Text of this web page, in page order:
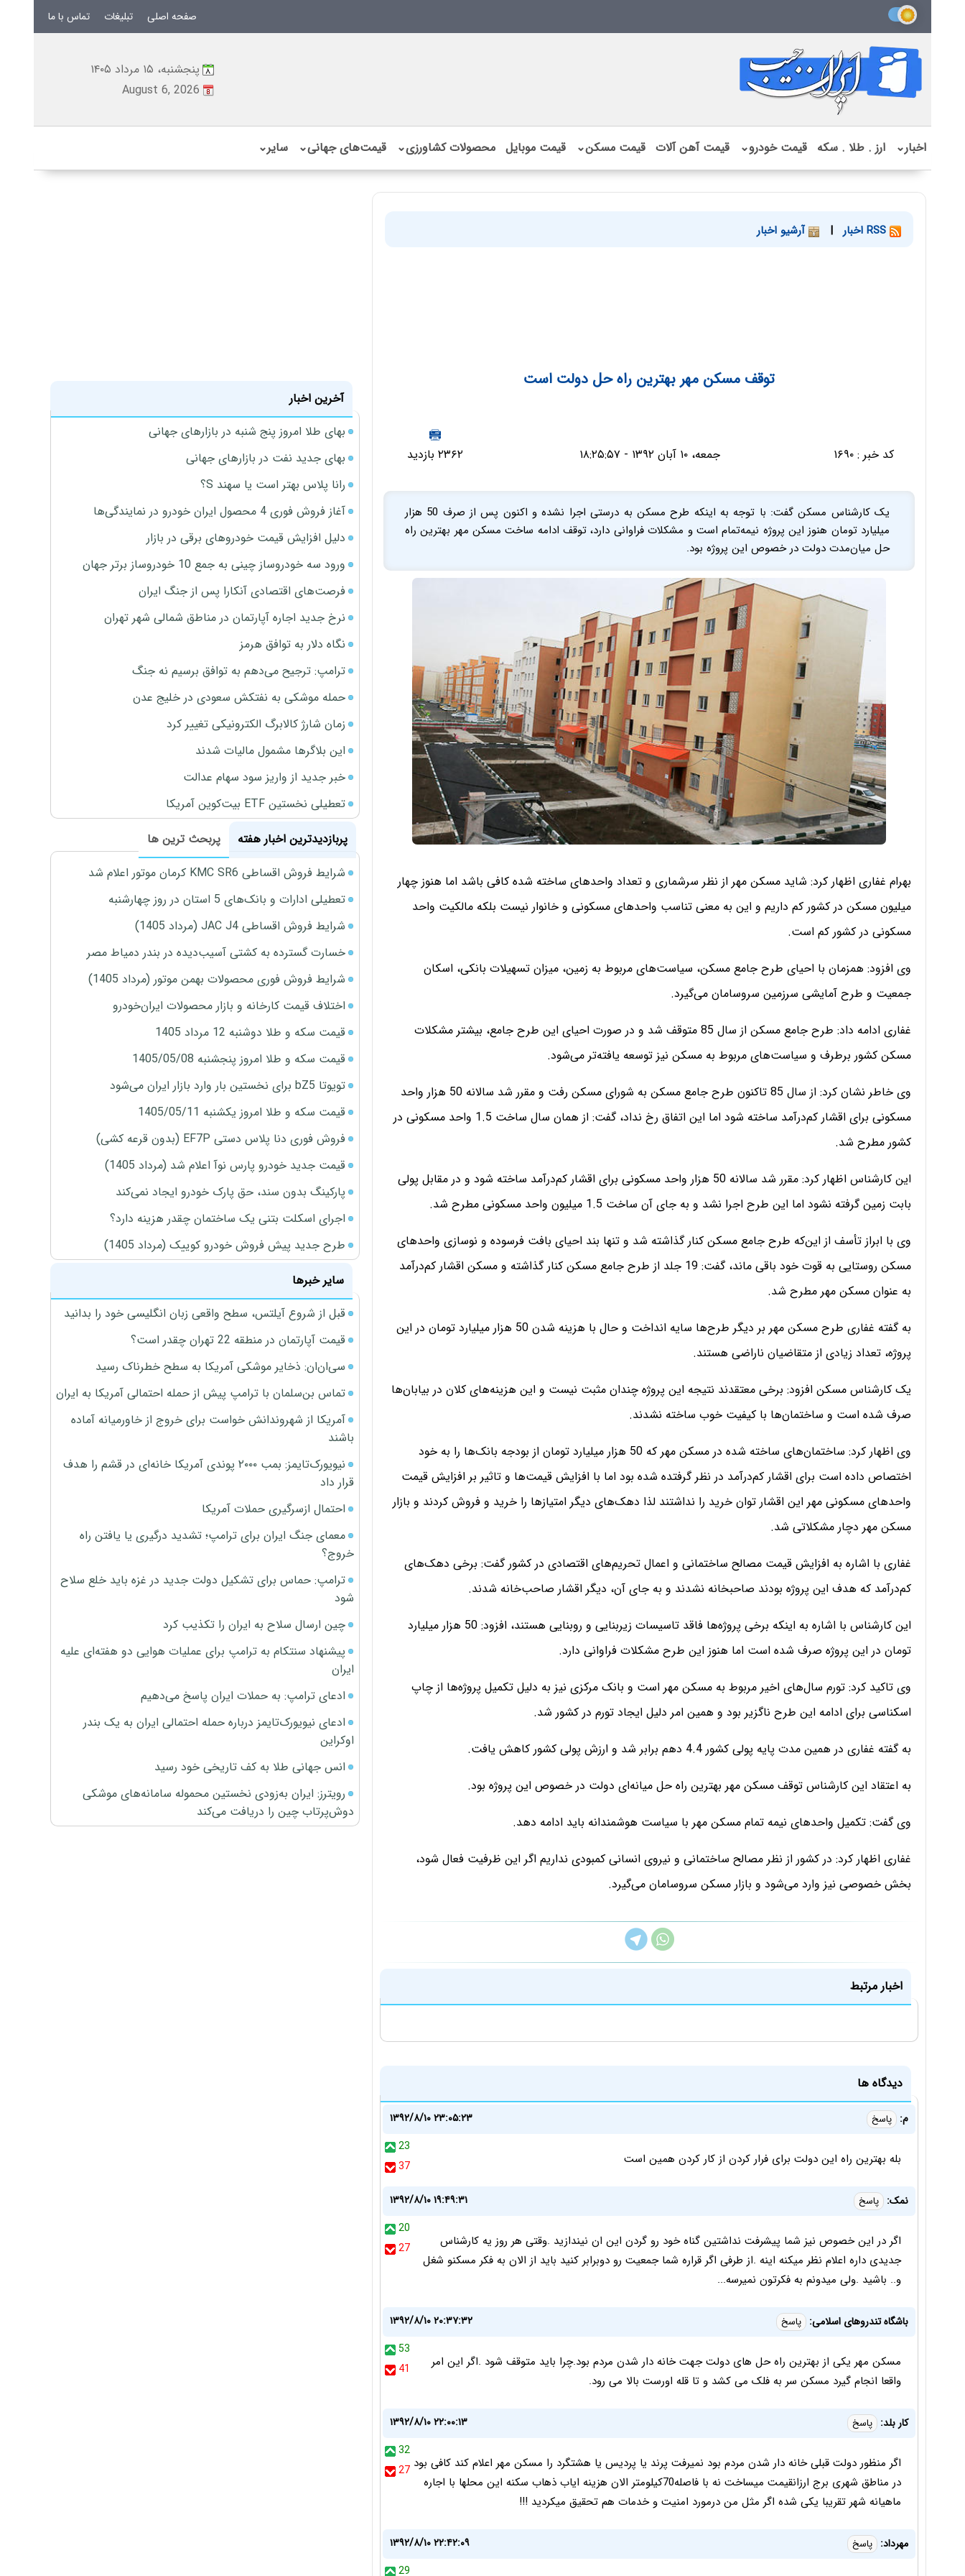
صفحه اصلی تبلیغات تماس با ما
پنجشنبه، ۱۵ مرداد ۱۴۰۵
August 6, 2026
اخبار⌄ ارز . طلا . سکه قیمت خودرو⌄ قیمت آهن آلات قیمت مسکن⌄ قیمت موبایل محصولات کشاورزی⌄ قیمت‌های جهانی⌄ سایر⌄
| آرشیو اخبار
توقف مسکن مهر بهترین راه حل دولت است
کد خبر : ۱۶۹۰ جمعه، ۱۰ آبان ۱۳۹۲ - ۱۸:۲۵:۵۷ ۲۳۶۲ بازدید
یک کارشناس مسکن گفت: با توجه به اینکه طرح مسکن به درستی اجرا نشده و اکنون پس از صرف 50 هزار
میلیارد تومان هنوز این پروژه نیمه‌تمام است و مشکلات فراوانی دارد، توقف ادامه ساخت مسکن مهر بهترین راه‌
حل میان‌مدت دولت در خصوص این پروژه بود.
بهرام غفاری اظهار کرد: شاید مسکن مهر از نظر سرشماری و تعداد واحد‌های ساخته شده کافی باشد اما هنوز چهار
میلیون مسکن در کشور کم داریم و این به معنی تناسب واحدهای مسکونی و خانوار نیست بلکه مالکیت واحد
مسکونی در کشور کم است.
وی افزود: همزمان با احیای طرح جامع مسکن، سیاست‌های مربوط به زمین، میزان تسهیلات بانکی، اسکان
جمعیت و طرح آمایشی سرزمین سروسامان می‌گیرد.
غفاری ادامه داد: طرح جامع مسکن از سال 85 متوقف شد و در صورت احیای این طرح جامع، بیشتر مشکلات
مسکن کشور برطرف و سیاست‌های مربوط به مسکن نیز توسعه یافته‌تر می‌شود.
وی خاطر نشان کرد: از سال 85 تاکنون طرح جامع مسکن به شورای مسکن رفت و مقرر شد سالانه 50 هزار واحد
مسکونی برای اقشار کم‌درآمد ساخته شود اما این اتفاق رخ نداد،‌ گفت: از همان سال ساخت 1.5 واحد مسکونی در
کشور مطرح شد.
این کارشناس اظهار کرد: مقرر شد سالانه 50 هزار واحد مسکونی برای اقشار کم‌درآمد ساخته شود و در مقابل پولی
بابت زمین گرفته نشود اما این طرح اجرا نشد و به جای آن ساخت 1.5 میلیون واحد مسکونی مطرح شد.
وی با ابراز تأسف از این‌که طرح جامع مسکن کنار گذاشته شد و تنها بند احیای بافت فرسوده و نوسازی واحد‌های
مسکن روستایی به قوت خود باقی ماند، گفت: 19 جلد از طرح جامع مسکن کنار گذاشته و مسکن اقشار کم‌درآمد
به عنوان مسکن مهر مطرح شد.
به گفته‌ غفاری طرح مسکن مهر بر دیگر طرح‌ها سایه انداخت و حال با هزینه‌ شدن 50 هزار میلیارد تومان در این
پروژه، تعداد زیادی از متقاضیان ناراضی هستند.
یک کارشناس مسکن افزود: برخی معتقدند نتیجه‌ این پروژه چندان مثبت نیست و این هزینه‌های کلان در بیابان‌ها
صرف شده است و ساختمان‌ها با کیفیت خوب ساخته نشدند.
وی اظهار کرد: ساختمان‌های ساخته شده در مسکن مهر که 50 هزار میلیارد تومان از بودجه بانک‌ها را به خود
اختصاص داده است برای اقشار کم‌درآمد در نظر گرفتده شده بود اما با افزایش قیمت‌ها و تاثیر بر افزایش قیمت
واحدهای مسکونی مهر این اقشار توان خرید را نداشتند لذا دهک‌های دیگر امتیازها را خرید و فروش کردند و بازار
مسکن مهر دچار مشکلاتی شد.
غفاری با اشاره به افزایش قیمت مصالح ساختمانی و اعمال تحریم‌های اقتصادی در کشور گفت: برخی دهک‌های
کم‌درآمد که هدف این پروژه بودند صاحبخانه نشدند و به جای آن، دیگر اقشار صاحب‌خانه شدند.
این کارشناس با اشاره به اینکه برخی پروژه‌ها فاقد تاسیسات زیربنایی و روبنایی هستند، افزود: 50 هزار میلیارد
تومان در این پروژه صرف شده است اما هنوز این طرح مشکلات فراوانی دارد.
وی تاکید کرد: تورم سال‌های اخیر مربوط به مسکن مهر است و بانک مرکزی نیز به دلیل تکمیل پروژه‌ها از چاپ
اسکناسی برای ادامه‌ این طرح ناگزیر بود و همین امر دلیل ایجاد تورم در کشور شد.
به گفته‌ غفاری در همین مدت پایه‌ پولی کشور 4.4 دهم برابر شد و ارزش پولی کشور کاهش یافت.
به اعتقاد این کارشناس توقف مسکن مهر بهترین راه‌ حل میانه‌ای دولت در خصوص این پروژه بود.
وی گفت: تکمیل واحدهای نیمه تمام مسکن مهر با سیاست هوشمندانه باید ادامه دهد.
غفاری اظهار کرد: در کشور از نظر مصالح ساختمانی و نیروی انسانی کمبودی نداریم اگر این ظرفیت فعال شود،
بخش خصوصی نیز وارد می‌شود و بازار مسکن سروسامان می‌گیرد.
اخبار مرتبط
دیدگاه ها
م: پاسخ
۱۳۹۲/۸/۱۰ ۲۳:۰۵:۲۳
23
37
بله بهترین راه این دولت برای فرار کردن از کار کردن همین است
نمک: پاسخ
۱۳۹۲/۸/۱۰ ۱۹:۴۹:۳۱
20
27
اگر در این خصوص نیز شما پیشرفت نداشتین گناه خود رو گردن این ان نیندازید .وقتی هر روز یه کارشناس
جدیدی داره اعلام نظر میکنه اینه .از طرفی اگر قراره شما جمعیت رو دوبرابر کنید باید از الان به فکر مسکنو شغل
و.. باشید .ولی میدونم به فکرتون نمیرسه...
باشگاه تندروهای اسلامی: پاسخ
۱۳۹۲/۸/۱۰ ۲۰:۳۷:۳۲
53
41
مسکن مهر یکی از بهترین راه حل های دولت جهت خانه دار شدن مردم بود.چرا باید متوقف شود .اگر این امر
واقعا انجام گیرد مسکن سر به فلک می کشد و تا قله اورست بالا می رود.
کار بلد: پاسخ
۱۳۹۲/۸/۱۰ ۲۲:۰۰:۱۳
32
27 اگر منظور دولت قبلی خانه دار شدن مردم بود نمیرفت پرند یا پردیس یا هشتگرد را مسکن مهر اعلام کند کافی بود
در مناطق شهری برج ارزانقیمت میساخت نه با فاصله70کیلومتر الان هزینه ایاب ذهاب سکنه این محلها با اجاره
ماهیانه شهر تقریبا یکی شده اگر مثل من درمورد امنیت و خدمات هم تحقیق میکردید !!!
مهرداد: پاسخ
۱۳۹۲/۸/۱۰ ۲۲:۴۲:۰۹
29
آخرین اخبار
بهای طلا امروز پنج شنبه در بازارهای جهانی
بهای جدید نفت در بازارهای جهانی
رانا پلاس بهتر است یا سهند S؟
آغاز فروش فوری 4 محصول ایران خودرو در نمایندگی‌ها
دلیل افزایش قیمت خودروهای برقی در بازار
ورود سه خودروساز چینی به جمع 10 خودروساز برتر جهان
فرصت‌های اقتصادی آنکارا پس از جنگ ایران
نرخ جدید اجاره آپارتمان در مناطق شمالی شهر تهران
نگاه دلار به توافق هرمز
ترامپ: ترجیح می‌دهم به توافق برسیم نه جنگ
حمله موشکی به نفتکش سعودی در خلیج عدن
زمان شارژ کالابرگ الکترونیکی تغییر کرد
این بلاگرها مشمول مالیات شدند
خبر جدید از واریز سود سهام عدالت
تعطیلی نخستین ETF بیت‌کوین آمریکا
پربازدیدترین اخبار هفته
پربحث ترین ها
شرایط فروش اقساطی KMC SR6 کرمان موتور اعلام شد
تعطیلی ادارات و بانک‌های 5 استان در روز چهارشنبه
شرایط فروش اقساطی JAC J4 (مرداد 1405)
خسارت گسترده به کشتی آسیب‌دیده در بندر دمیاط مصر
شرایط فروش فوری محصولات بهمن موتور (مرداد 1405)
اختلاف قیمت کارخانه و بازار محصولات ایران‌خودرو
قیمت سکه و طلا دوشنبه 12 مرداد 1405
قیمت سکه و طلا امروز پنجشنبه 1405/05/08
تویوتا bZ5 برای نخستین بار وارد بازار ایران می‌شود
قیمت سکه و طلا امروز یکشنبه 1405/05/11
فروش فوری دنا پلاس دستی EF7P (بدون قرعه کشی)
قیمت جدید خودرو پارس نوآ اعلام شد (مرداد 1405)
پارکینگ بدون سند، حق پارک خودرو ایجاد نمی‌کند
اجرای اسکلت بتنی یک ساختمان چقدر هزینه دارد؟
طرح جدید پیش فروش خودرو کوییک (مرداد 1405)
سایر خبرها
قبل از شروع آیلتس، سطح واقعی زبان انگلیسی خود را بدانید
قیمت آپارتمان در منطقه 22 تهران چقدر است؟
سی‌ان‌ان: ذخایر موشکی آمریکا به سطح خطرناک رسید
تماس بن‌سلمان با ترامپ پیش از حمله احتمالی آمریکا به ایران
آمریکا از شهروندانش خواست برای خروج از خاورمیانه آماده
باشند
نیویورک‌تایمز: بمب ۲۰۰۰ پوندی آمریکا خانه‌ای در قشم را هدف
قرار داد
احتمال ازسرگیری حملات آمریکا
معمای جنگ ایران برای ترامپ؛ تشدید درگیری یا یافتن راه
خروج؟
ترامپ: حماس برای تشکیل دولت جدید در غزه باید خلع سلاح
شود
چین ارسال سلاح به ایران را تکذیب کرد
پیشنهاد سنتکام به ترامپ برای عملیات هوایی دو هفته‌ای علیه
ایران
ادعای ترامپ: به حملات ایران پاسخ می‌دهیم
ادعای نیویورک‌تایمز درباره حمله احتمالی ایران به یک بندر
اوکراین
انس جهانی طلا به کف تاریخی خود رسید
رویترز: ایران به‌زودی نخستین محموله سامانه‌های موشکی
دوش‌پرتاب چین را دریافت می‌کند